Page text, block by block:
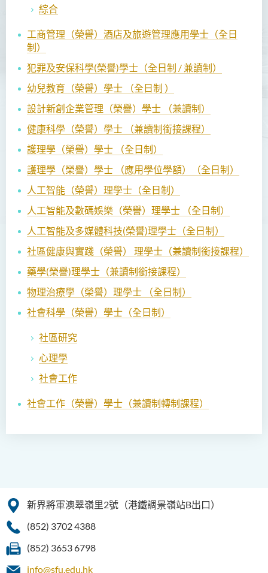
綜合
工商管理（榮譽）酒店及旅遊管理應用學士（全日
制）
犯罪及安保科學(榮譽)學士（全日制 / 兼讀制）
幼兒教育（榮譽）學士 （全日制 ）
設計新創企業管理（榮譽）學士 （兼讀制）
健康科學（榮譽）學士 （兼讀制銜接課程）
護理學（榮譽）學士 （全日制）
護理學（榮譽）學士 （應用學位學額）（全日制）
人工智能（榮譽）理學士 （全日制）
人工智能及數碼娛樂（榮譽）理學士 （全日制）
人工智能及多媒體科技(榮譽)理學士（全日制）
社區健康與實踐（榮譽） 理學士（兼讀制銜接課程）
藥學(榮譽)理學士（兼讀制銜接課程）
物理治療學（榮譽）理學士 （全日制）
社會科學（榮譽）學士 （全日制）
社區研究
心理學
社會工作
社會工作（榮譽）學士（兼讀制轉制課程）
新界將軍澳翠嶺里2號（港鐵調景嶺站B出口）
(852) 3702 4388
(852) 3653 6798
info@sfu.edu.hk